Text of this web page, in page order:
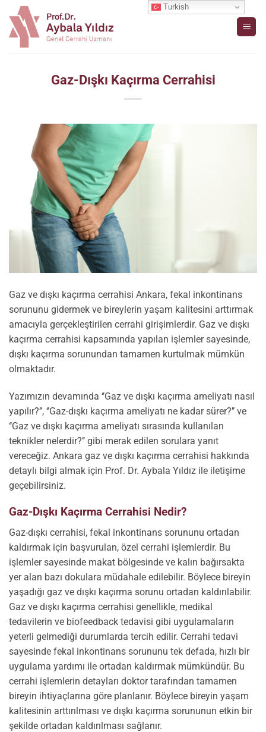
İçeriğe
atla
Gaz-Dışkı Kaçırma Cerrahisi
Gaz ve dışkı kaçırma cerrahisi Ankara, fekal inkontinans
sorununu gidermek ve bireylerin yaşam kalitesini arttırmak
amacıyla gerçekleştirilen cerrahi girişimlerdir. Gaz ve dışkı
kaçırma cerrahisi kapsamında yapılan işlemler sayesinde,
dışkı kaçırma sorunundan tamamen kurtulmak mümkün
olmaktadır.
Yazımızın devamında ‘’Gaz ve dışkı kaçırma ameliyatı nasıl
yapılır?’’, ‘’Gaz-dışkı kaçırma ameliyatı ne kadar sürer?’’ ve
‘’Gaz ve dışkı kaçırma ameliyatı sırasında kullanılan
teknikler nelerdir?’’ gibi merak edilen sorulara yanıt
vereceğiz. Ankara gaz ve dışkı kaçırma cerrahisi hakkında
detaylı bilgi almak için Prof. Dr. Aybala Yıldız ile iletişime
geçebilirsiniz.
Gaz-Dışkı Kaçırma Cerrahisi Nedir?
Gaz-dışkı cerrahisi, fekal inkontinans sorununu ortadan
kaldırmak için başvurulan, özel cerrahi işlemlerdir. Bu
işlemler sayesinde makat bölgesinde ve kalın bağırsakta
yer alan bazı dokulara müdahale edilebilir. Böylece bireyin
yaşadığı gaz ve dışkı kaçırma sorunu ortadan kaldırılabilir.
Gaz ve dışkı kaçırma cerrahisi genellikle, medikal
tedavilerin ve biofeedback tedavisi gibi uygulamaların
yeterli gelmediği durumlarda tercih edilir. Cerrahi tedavi
sayesinde fekal inkontinans sorununu tek defada, hızlı bir
uygulama yardımı ile ortadan kaldırmak mümkündür. Bu
cerrahi işlemlerin detayları doktor tarafından tamamen
bireyin ihtiyaçlarına göre planlanır. Böylece bireyin yaşam
kalitesinin arttırılması ve dışkı kaçırma sorununun etkin bir
şekilde ortadan kaldırılması sağlanır.
Turkish